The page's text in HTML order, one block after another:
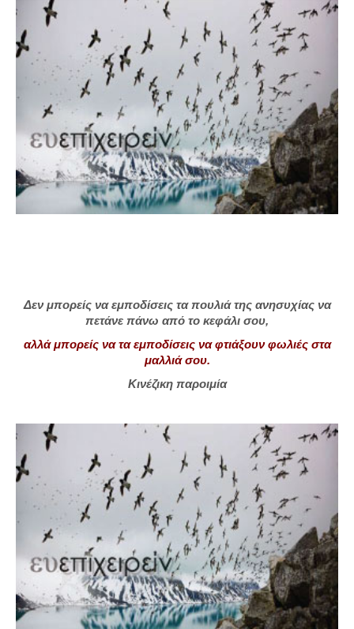
Δεν μπορείς να εμποδίσεις τα πουλιά της ανησυχίας να
πετάνε πάνω από το κεφάλι σου,
αλλά μπορείς να τα εμποδίσεις να φτιάξουν φωλιές στα
μαλλιά σου.
Κινέζικη παροιμία